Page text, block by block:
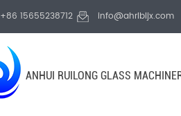
+86 15655238712 info@ahrlbljx.com
ANHUI RUILONG GLASS